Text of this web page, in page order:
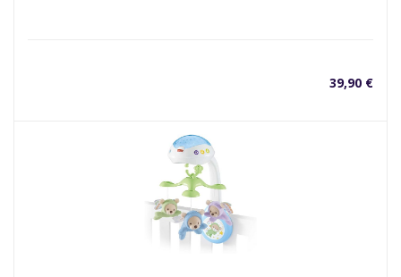
39,90 €